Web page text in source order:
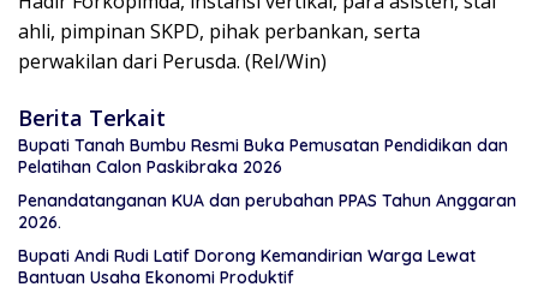
ahli, pimpinan SKPD, pihak perbankan, serta
perwakilan dari Perusda. (Rel/Win)
Berita Terkait
Bupati Tanah Bumbu Resmi Buka Pemusatan Pendidikan dan
Pelatihan Calon Paskibraka 2026
Penandatanganan KUA dan perubahan PPAS Tahun Anggaran
2026.
Bupati Andi Rudi Latif Dorong Kemandirian Warga Lewat
Bantuan Usaha Ekonomi Produktif